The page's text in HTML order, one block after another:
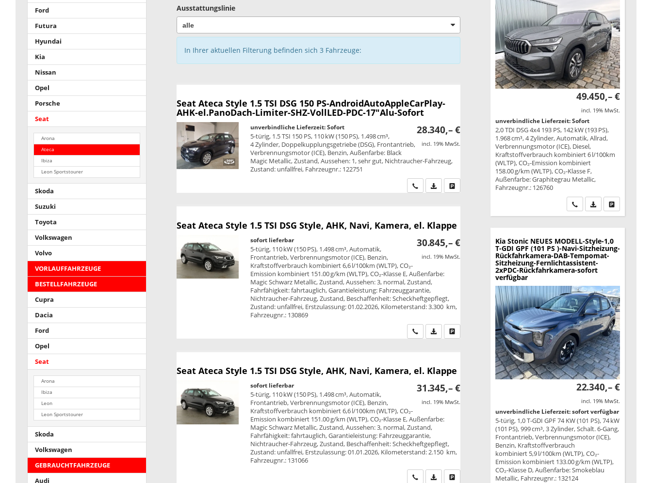
Ausstattungslinie
In Ihrer aktuellen Filterung befinden sich 3 Fahrzeuge:
Seat Ateca Style 1.5 TSI DSG 150 PS-AndroidAutoAppleCarPlay-
AHK-el.PanoDach-Limiter-SHZ-VollLED-PDC-17"Alu-Sofort
28.340,– €
incl. 19% MwSt.
unverbindliche Lieferzeit: Sofort
5-türig, 1.5 TSI 150 PS, 110 kW (150 PS), 1.498 cm³,
4 Zylinder, Doppelkupplungsgetriebe (DSG), Frontantrieb,
Verbrennungsmotor (ICE), Benzin, Außenfarbe: Black
Magic Metallic, Zustand, Aussehen: 1, sehr gut, Nichtraucher-Fahrzeug,
Zustand: unfallfrei, Fahrzeugnr.: 122751
Wir rufen Sie anPDF-Datei, Fahrzeugexposé drucken
Drucken, parken oder vergleichen
Seat Ateca Style 1.5 TSI DSG Style, AHK, Navi, Kamera, el. Klappe
30.845,– €
incl. 19% MwSt.
sofort lieferbar
5-türig, 110 kW (150 PS), 1.498 cm³, Automatik,
Frontantrieb, Verbrennungsmotor (ICE), Benzin,
Kraftstoffverbrauch kombiniert 6,6 l/100km (WLTP), CO₂-
Emission kombiniert 151.00 g/km (WLTP), CO₂-Klasse E, Außenfarbe:
Magic Schwarz Metallic, Zustand, Aussehen: 3, normal, Zustand,
Fahrfähigkeit: fahrtauglich, Garantieleistung: Fahrzeuggarantie,
Nichtraucher-Fahrzeug, Zustand, Beschaffenheit: Scheckheftgepflegt,
Zustand: unfallfrei, Erstzulassung: 01.02.2026, Kilometerstand: 3.300 km,
Fahrzeugnr.: 130869
Wir rufen Sie anPDF-Datei, Fahrzeugexposé drucken
Drucken, parken oder vergleichen
Seat Ateca Style 1.5 TSI DSG Style, AHK, Navi, Kamera, el. Klappe
31.345,– €
incl. 19% MwSt.
sofort lieferbar
5-türig, 110 kW (150 PS), 1.498 cm³, Automatik,
Frontantrieb, Verbrennungsmotor (ICE), Benzin,
Kraftstoffverbrauch kombiniert 6,6 l/100km (WLTP), CO₂-
Emission kombiniert 151.00 g/km (WLTP), CO₂-Klasse E, Außenfarbe:
Magic Schwarz Metallic, Zustand, Aussehen: 3, normal, Zustand,
Fahrfähigkeit: fahrtauglich, Garantieleistung: Fahrzeuggarantie,
Nichtraucher-Fahrzeug, Zustand, Beschaffenheit: Scheckheftgepflegt,
Zustand: unfallfrei, Erstzulassung: 01.01.2026, Kilometerstand: 2.150 km,
Fahrzeugnr.: 131066
Wir rufen Sie anPDF-Datei, Fahrzeugexposé drucken
Drucken, parken oder vergleichen
Ford
Futura
Hyundai
Kia
Nissan
Opel
Porsche
Seat
Arona
Ateca
Ibiza
Leon Sportstourer
Skoda
Suzuki
Toyota
Volkswagen
Volvo
VORLAUFFAHRZEUGE
BESTELLFAHRZEUGE
Cupra
Dacia
Ford
Opel
Seat
Arona
Ibiza
Leon
Leon Sportstourer
Skoda
Volkswagen
GEBRAUCHTFAHRZEUGE
Audi
49.450,– €
incl. 19% MwSt.
unverbindliche Lieferzeit: Sofort
2,0 TDI DSG 4x4 193 PS, 142 kW (193 PS),
1.968 cm³, 4 Zylinder, Automatik, Allrad,
Verbrennungsmotor (ICE), Diesel,
Kraftstoffverbrauch kombiniert 6 l/100km
(WLTP), CO₂-Emission kombiniert
158.00 g/km (WLTP), CO₂-Klasse F,
Außenfarbe: Graphitegrau Metallic,
Fahrzeugnr.: 126760
Wir rufen Sie an
PDF-Datei,Drucken,
Kia Stonic NEUES MODELL-Style-1,0
T-GDI GPF (101 PS )-Navi-Sitzheizung-
Rückfahrkamera-DAB-Tempomat-
Sitzheizung-Fernlichtassistent-
2xPDC-Rückfahrkamera-sofort
verfügbar
22.340,– €
incl. 19% MwSt.
unverbindliche Lieferzeit: sofort verfügbar
5-türig, 1,0 T-GDI GPF 74 KW (101 PS), 74 kW
(101 PS), 999 cm³, 3 Zylinder, Schalt. 6-Gang,
Frontantrieb, Verbrennungsmotor (ICE),
Benzin, Kraftstoffverbrauch
kombiniert 5,9 l/100km (WLTP), CO₂-
Emission kombiniert 133.00 g/km (WLTP),
CO₂-Klasse D, Außenfarbe: Smokeblau
Metallic, Fahrzeugnr.: 132124